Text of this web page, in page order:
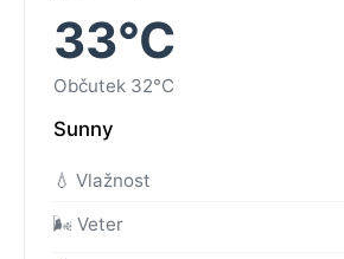
33°C
Občutek 32°C
Sunny
💧 Vlažnost
🌬️ Veter